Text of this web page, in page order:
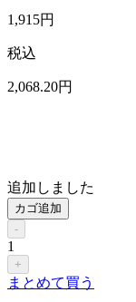
1,915円
税込
2,068.20円
追加しました
カゴ追加
-
1
+
まとめて買う